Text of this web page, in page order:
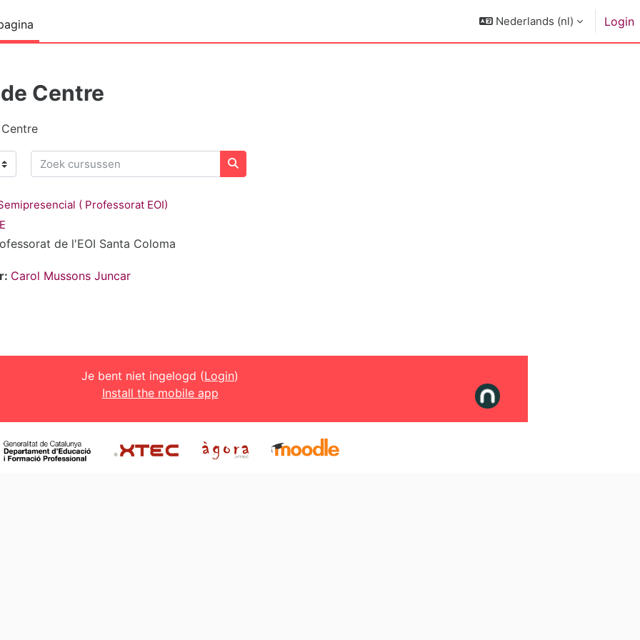
Nederlands ‎(nl)‎ Login
Centre
Zoek cursussen
Zoek cursussen
( Professorat EOI)
de l'EOI Santa Coloma
Carol Mussons Juncar
Je bent niet ingelogd (Login)
Install the mobile app